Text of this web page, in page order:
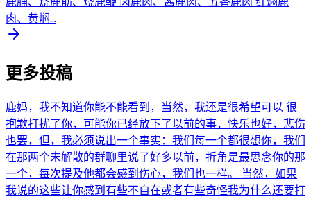
肉、黄焖...
更多投稿
鹿妈，我不知道你能不能看到，当然，我还是很希望可以 很
抱歉打扰了你，可能你已经放下了以前的事，快乐也好，悲伤
也罢，但，我必须说出一个事实：我们每一个都很想你，我们
在那两个未解散的群聊里说了好多以前，折角是最思念你的那
一个，每次提及他都会感到伤心，我们也一样。 当然，如果
我说的这些让你感到有些不自在或者有些奇怪我为什么还要打